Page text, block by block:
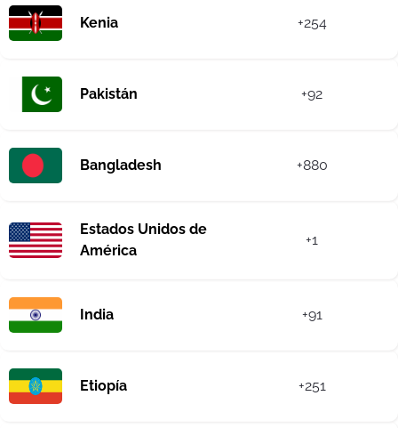
Kenia +254
Pakistán +92
Bangladesh +880
Estados Unidos de
América
+1
India +91
Etiopía +251